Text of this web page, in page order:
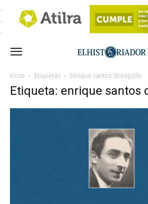
Inicio Etiquetas Enrique santos discepolo
Etiqueta: enrique santos